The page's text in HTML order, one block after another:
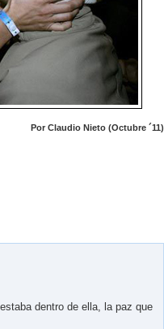
Por Claudio Nieto (Octubre ´11)
dentro de ella, la paz que